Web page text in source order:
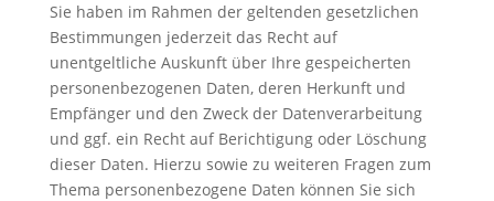
Sie haben im Rahmen der geltenden gesetzlichen
Bestimmungen jederzeit das Recht auf
unentgeltliche Auskunft über Ihre gespeicherten
personenbezogenen Daten, deren Herkunft und
Empfänger und den Zweck der Datenverarbeitung
und ggf. ein Recht auf Berichtigung oder Löschung
dieser Daten. Hierzu sowie zu weiteren Fragen zum
Thema personenbezogene Daten können Sie sich